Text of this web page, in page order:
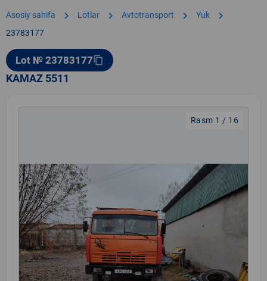
Asosiy sahifa chevron_right Lotlar chevron_right Avtotransport chevron_right Yuk chevron_right
23783177
Lot № 23783177content_copy
KAMAZ 5511
Rasm 1 / 16